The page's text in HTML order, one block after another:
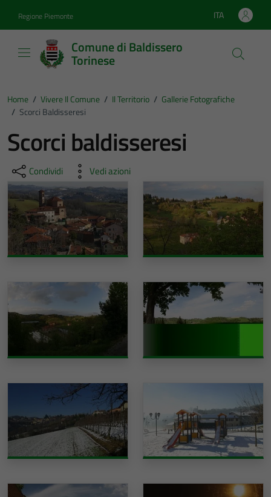
Regione Piemonte Lingua attiva:
ITA
Comune di Baldissero
Torinese
Home / Vivere Il Comune / Il Territorio / Gallerie Fotografiche
/ Scorci Baldisseresi
Scorci baldisseresi
Condividi Vedi azioni